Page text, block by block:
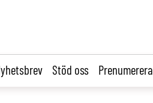
Stöd oss Prenumerera